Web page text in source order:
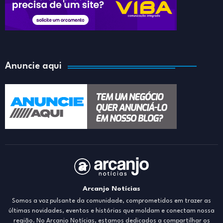
Anuncie aqui
Arcanjo Notícias
Somos a voz pulsante da comunidade, comprometidos em trazer as
últimas novidades, eventos e histórias que moldam e conectam nossa
região. No Arcanjo Notícias, estamos dedicados a compartilhar os